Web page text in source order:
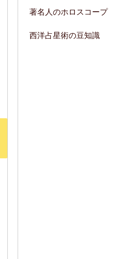
著名人のホロスコープ
西洋占星術の豆知識